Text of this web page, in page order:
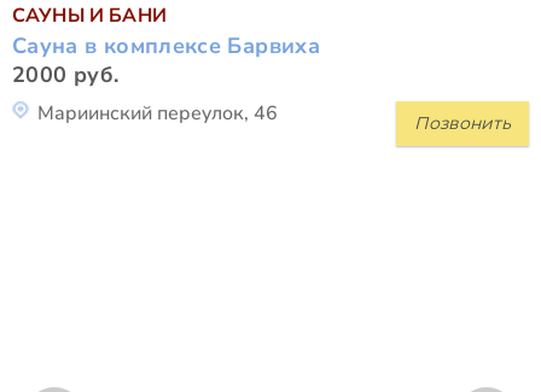
САУНЫ И БАНИ
Сауна в комплексе Барвиха
2000 руб.
Позвонить
Мариинский переулок, 46